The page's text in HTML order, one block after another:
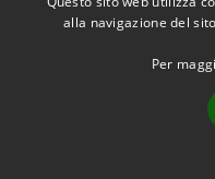
alla navigazione del
Per